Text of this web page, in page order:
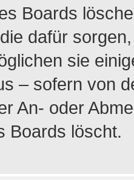
Boards
dafür
sie
– sofern von
An- oder
Boards löscht.